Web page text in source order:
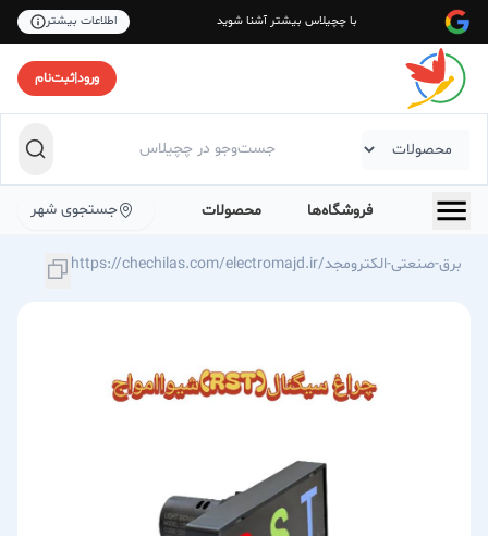
با چچیلاس بیشتر آشنا شوید اطلاعات بیشتر
ورود|ثبت‌نام
فروشگاه‌ها محصولات جستجوی شهر
https://chechilas.com/electromajd.ir/برق-صنعتی-الکترومجد